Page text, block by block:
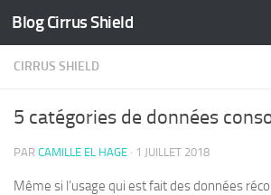
Skip to content
Blog Cirrus Shield
CIRRUS SHIELD
5 catégories de données
PAR CAMILLE EL HAGE · 1 JUILLET 2018
Même si l’usage qui est fait des données